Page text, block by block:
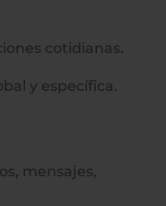
cotidianas.
y específica.
mensajes,